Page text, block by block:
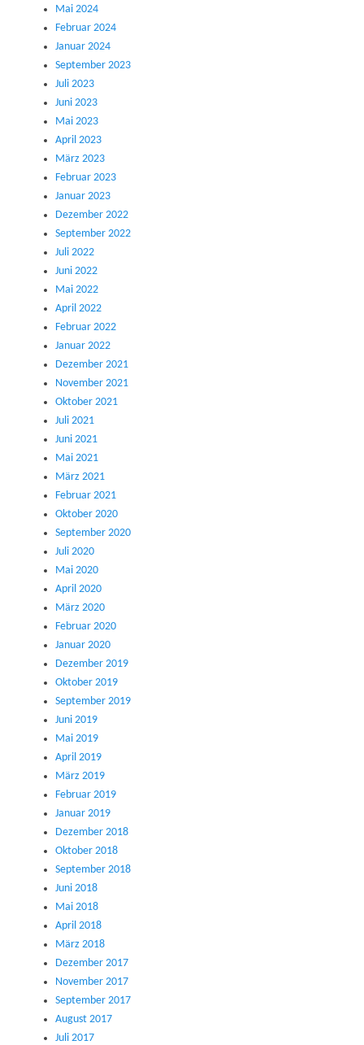
Mai 2024
Februar 2024
Januar 2024
September 2023
Juli 2023
Juni 2023
Mai 2023
April 2023
März 2023
Februar 2023
Januar 2023
Dezember 2022
September 2022
Juli 2022
Juni 2022
Mai 2022
April 2022
Februar 2022
Januar 2022
Dezember 2021
November 2021
Oktober 2021
Juli 2021
Juni 2021
Mai 2021
März 2021
Februar 2021
Oktober 2020
September 2020
Juli 2020
Mai 2020
April 2020
März 2020
Februar 2020
Januar 2020
Dezember 2019
Oktober 2019
September 2019
Juni 2019
Mai 2019
April 2019
März 2019
Februar 2019
Januar 2019
Dezember 2018
Oktober 2018
September 2018
Juni 2018
Mai 2018
April 2018
März 2018
Dezember 2017
November 2017
September 2017
August 2017
Juli 2017